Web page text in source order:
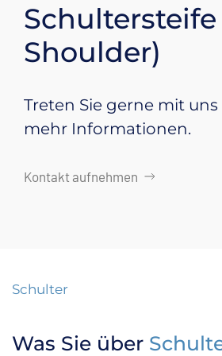
Schultersteife
Shoulder)
Treten Sie gerne mit
mehr Informationen.
Kontakt aufnehmen
Schulter
Was Sie über